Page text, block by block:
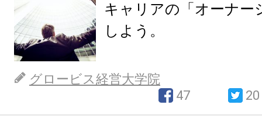
キャリアの「オーナー
しよう。
グロービス経営大学院
47
20